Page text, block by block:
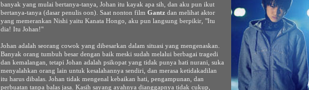
banyak yang mulai bertanya-tanya, Johan itu kayak apa sih, dan aku pun ikut
bertanya-tanya (dasar penulis oon). Saat nonton film Gantz dan melihat aktor
yang memerankan Nishi yaitu Kanata Hongo, aku pun langsung berpikir, "Itu
dia! Itu Johan!"
Johan adalah seorang cowok yang dibesarkan dalam situasi yang mengenaskan.
Banyak orang tumbuh besar dengan baik meski sudah melalui berbagai tragedi
dan kemalangan, tetapi Johan adalah psikopat yang tidak punya hati nurani, suka
menyalahkan orang lain untuk kesalahannya sendiri, dan merasa ketidakadilan
itu harus dibalas. Johan tidak mengenal kebaikan hati, pengampunan, dan
perbuatan tanpa balas jasa. Kasih sayang ayahnya dianggapnya tidak cukup,